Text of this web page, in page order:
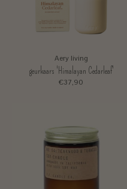
Aery living
geurkaars 'Himalayan Cedarleaf'
€37,90